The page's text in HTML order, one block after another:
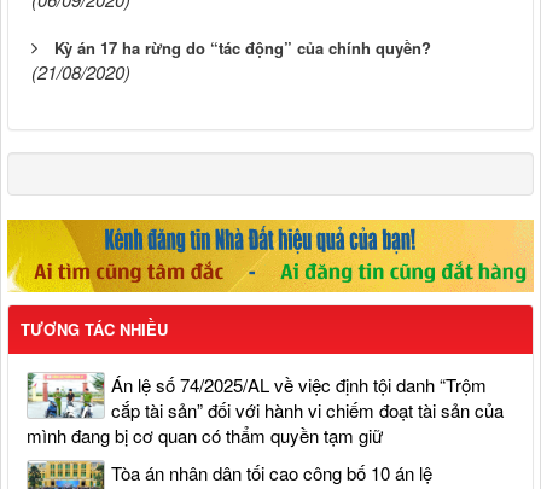
Kỳ án 17 ha rừng do “tác động” của chính quyền?
(21/08/2020)
TƯƠNG TÁC NHIỀU
Án lệ số 74/2025/AL về việc định tội danh “Trộm
cắp tài sản” đối với hành vi chiếm đoạt tài sản của
mình đang bị cơ quan có thẩm quyền tạm giữ
Tòa án nhân dân tối cao công bố 10 án lệ